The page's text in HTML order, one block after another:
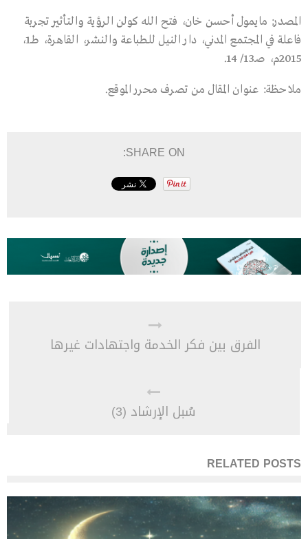
المصدر: مايمول أحسن خان، فتح الله كولن الرؤية والتأثير تجربة
فاعلة في المجتمع المدني، دار النيل للطباعة والنشر، القاهرة، طــ1،
2015م، صـ13/ 14.
ملاحظة: عنوان المقال من تصرف محرر الموقع.
SHARE ON:
الفرق بين فكر الخدمة واجتهادات غيرها
سُبل الإرشاد (3)
RELATED POSTS